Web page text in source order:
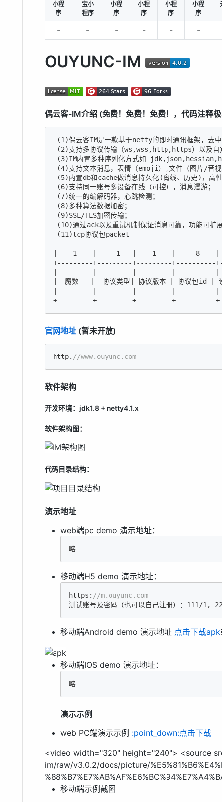
小程
序
宝小
程序
小程
序
小程
序
小程
序
小程
序
- - - - - -
OUYUNC-IM
偶云客-IM介绍 (免费！免费！免费！，代码注释
(1 )偶云客IM是一款基于netty的即时通讯框架，去
(2)支持多协议传输（ws,wss,http,https）以及自
(3)IM内置多种序列化方式如
(4)支持文本消息，表情（emoji）,文件（图片/音
(5)内置db和cache做消息持久化(离线、历史)，高
(6)支持同一账号多设备在线（可控），消息漫游；
(7)统一的编解码器，心跳检测；
(8)多种算法数据加密；
(9)SSL/TLS加密传输；
(10)通过ack以及重试机制保证消息可靠，功能可扩
(11 )tcp
|    1    | 1 |    1    | 8
+---------+---------+---------+----------
|  魔数   |
  协议类型
| 协议版本 | 协议包id
|
官网地址 (暂未开放)
http: //www.ouyunc.com
软件架构
开发环境：jdk1.8 + netty4.1.x
软件架构图：
代码目录结构：
演示地址
web端pc demo 演示地址：
略
移动端H5 demo 演示地址：
https: //m.ouyunc.com
测试账号及密码（也可以自己注册）： 111 /1 ,
移动端Android demo 演示地址 点击下载apk
移动端IOS demo 演示地址：
略
演示示例
web PC端演示示例 :point_down:点击下载
<video width="320" height="240"> <source
im/raw/v3.0.2/docs/picture/
移动端示例截图